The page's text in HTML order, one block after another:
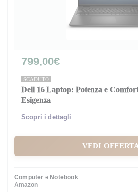
799,00€
SCADUTO
Dell 16 Laptop: Potenza e
Esigenza
Scopri i dettagli
VEDI OFFERTA
Computer e Notebook
Amazon